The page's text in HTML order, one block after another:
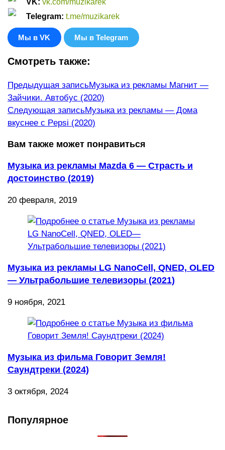
VK:vk.com/muzikarek
Telegram:t.me/muzikarek
Мы в VK Мы в Telegram
Смотреть также:
Еще
статьи
Предыдущая записьМузыка из рекламы Магнит —
Зайчики. Автобус (2020)
Следующая записьМузыка из рекламы — Дома
вкуснее с Pepsi (2020)
Вам также может понравиться
Музыка из рекламы Mazda 6 — Страсть и
достоинство (2019)
20 февраля, 2019
Музыка из рекламы LG NanoCell, QNED, OLED
— Ультрабольшие телевизоры (2021)
9 ноября, 2021
Музыка из фильма Говорит Земля!
Саундтреки (2024)
3 октября, 2024
Популярное